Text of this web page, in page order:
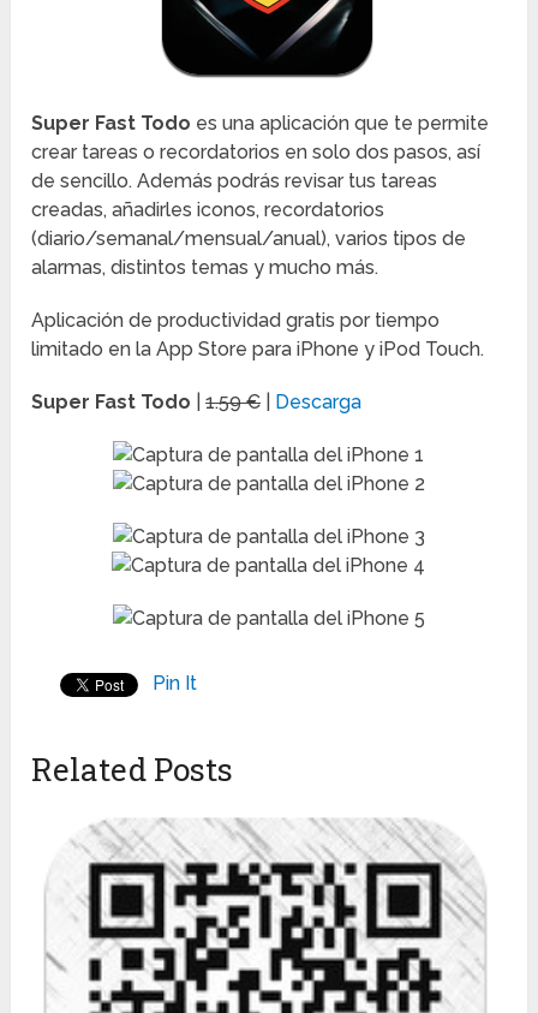
Super Fast Todo es una aplicación que te permite
crear tareas o recordatorios en solo dos pasos, así
de sencillo. Además podrás revisar tus tareas
creadas, añadirles iconos, recordatorios
(diario/semanal/mensual/anual), varios tipos de
alarmas, distintos temas y mucho más.
Aplicación de productividad gratis por tiempo
limitado en la App Store para iPhone y iPod Touch.
Super Fast Todo |1.59 € Descarga
Pin It
Related Posts